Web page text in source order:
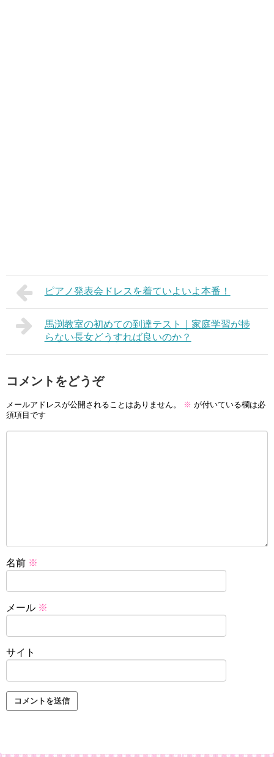
ピアノ発表会ドレスを着ていよいよ本番！
馬渕教室の初めての到達テスト｜家庭学習が捗
らない長女どうすれば良いのか？
コメントをどうぞ
メールアドレスが公開されることはありません。 ※ が付いている欄は必
須項目です
名前 ※
メール ※
サイト